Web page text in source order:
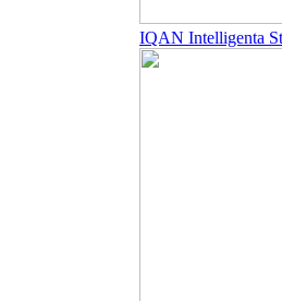
IQAN Intelligenta